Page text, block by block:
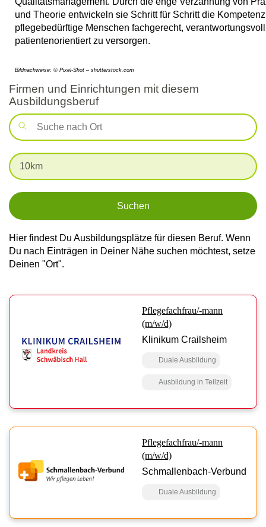
und Theorie entwickeln sie Schritt für Schritt die
pflegebedürftige Menschen fachgerecht,
patientenorientiert zu versorgen.
Bildnachweise: © Pixel-Shot – shutterstock.com
Firmen und Einrichtungen mit diesem
Ausbildungsberuf
Suchen
Hier findest Du Ausbildungsplätze für diesen Beruf. Wenn
Du nach Einträgen in Deiner Nähe suchen möchtest, setze
Deinen "Ort".
Pflegefachfrau/-mann
(m/w/d)
Klinikum Crailsheim
Duale Ausbildung
Ausbildung in Teilzeit
Pflegefachfrau/-mann
(m/w/d)
Schmallenbach-Verbund
Duale Ausbildung